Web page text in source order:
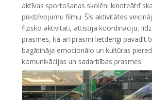
aktīvas sportošanas skolēni kinoteātrī
piedzīvojumu filmu. Šīs aktivitātes
fizisko aktivitāti, attīstīja koordināciju,
prasmes, kā arī prasmi lietderīgi pavadīt
bagātināja emocionālo un kultūras
komunikācijas un sadarbības prasmes.